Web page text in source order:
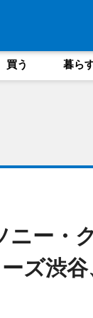
買う 暮ら
ニー・
ズ渋